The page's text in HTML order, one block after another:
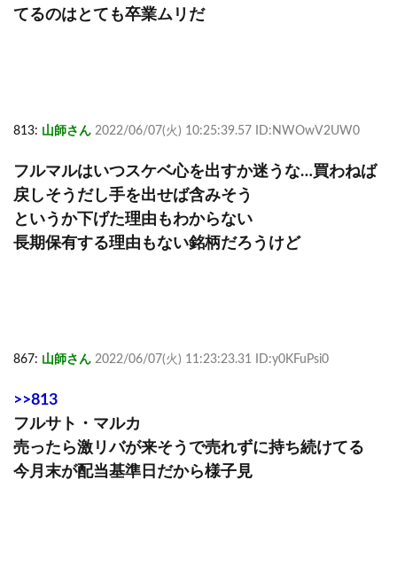
てるのはとても卒業ムリだ
813: 山師さん 2022/06/07(火) 10:25:39.57 ID:NWOwV2UW0
フルマルはいつスケベ心を出すか迷うな…買わねば
戻しそうだし手を出せば含みそう
というか下げた理由もわからない
長期保有する理由もない銘柄だろうけど
867: 山師さん 2022/06/07(火) 11:23:23.31 ID:y0KFuPsi0
>>813
フルサト・マルカ
売ったら激リバが来そうで売れずに持ち続けてる
今月末が配当基準日だから様子見